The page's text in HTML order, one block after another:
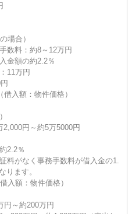
場合）
数料：約8～12万円
金額の約2.2％
11万円
入額：物件価格）
円～約5万5000円
2.2％
料がなく事務手数料が借入金の1.
ります。
入額：物件価格）
円～約200万円